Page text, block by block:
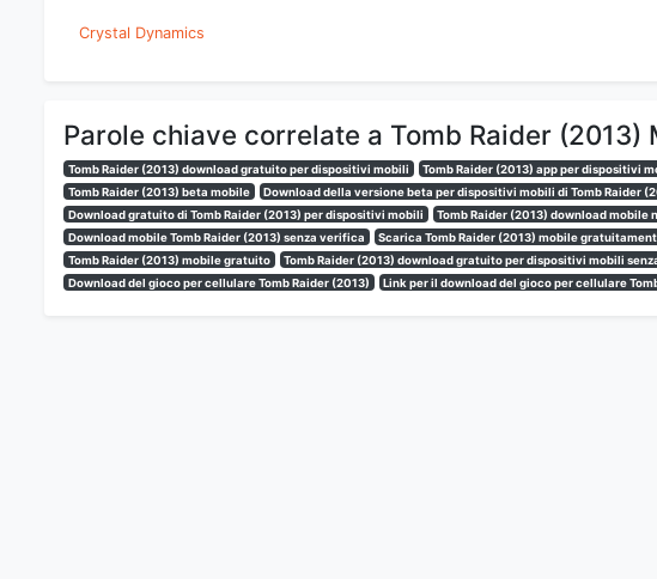
Crystal Dynamics
Parole chiave correlate a Tomb Raider (2013)
Tomb Raider (2013) download gratuito per dispositivi mobili Tomb Raider (2013) app per dispositivi
Tomb Raider (2013) beta mobile
Download della versione beta per dispositivi mobili di Tomb Raider
Download gratuito di Tomb Raider (2013) per dispositivi mobili
Tomb Raider (2013) download mobile
Download mobile Tomb Raider (2013) senza verifica
Scarica Tomb Raider (2013) mobile
Tomb Raider (2013) mobile gratuito
Tomb Raider (2013) download gratuito per dispositivi mobili
Download del gioco per cellulare Tomb Raider (2013)
Link per il download del gioco per cellulare